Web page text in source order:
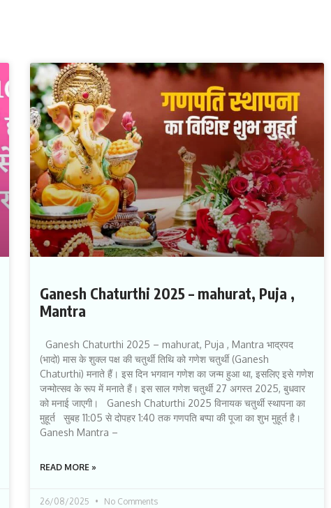
Ganesh Chaturthi 2025 – mahurat, Puja ,
Mantra
Ganesh Chaturthi 2025 – mahurat, Puja , Mantra भाद्रपद
(भादो) मास के शुक्ल पक्ष की चतुर्थी तिथि को गणेश चतुर्थी (Ganesh
Chaturthi) मनाते हैं। इस दिन भगवान गणेश का जन्म हुआ था, इसलिए इसे गणेश
जन्मोत्सव के रूप में मनाते हैं। इस साल गणेश चतुर्थी 27 अगस्त 2025, बुधवार
को मनाई जाएगी। Ganesh Chaturthi 2025 विनायक चतुर्थी स्थापना का
मुहूर्त सुबह 11:05 से दोपहर 1:40 तक गणपति बप्पा की पूजा का शुभ मुहूर्त है।
Ganesh Mantra –
READ MORE »
26/08/2025 No Comments